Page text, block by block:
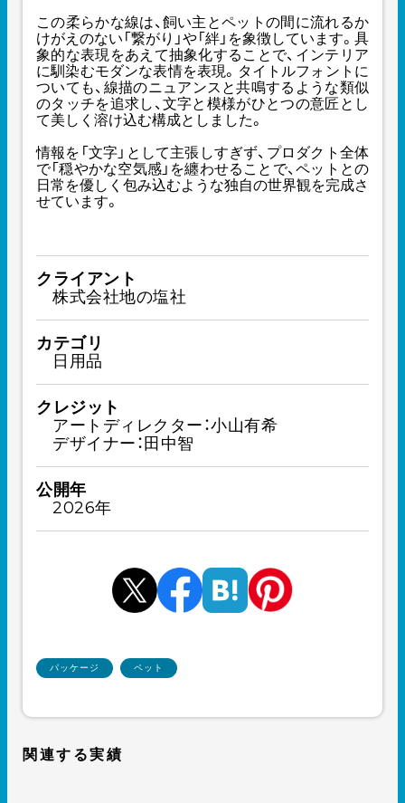
この柔らかな線は、飼い主とペットの間に流れるか
けがえのない「繋がり」や「絆」を象徴しています。具
象的な表現をあえて抽象化することで、インテリア
に馴染むモダンな表情を表現。タイトルフォントに
ついても、線描のニュアンスと共鳴するような類似
のタッチを追求し、文字と模様がひとつの意匠とし
て美しく溶け込む構成としました。
情報を「文字」として主張しすぎず、プロダクト全体
で「穏やかな空気感」を纏わせることで、ペットとの
日常を優しく包み込むような独自の世界観を完成さ
せています。
クライアント
株式会社地の塩社
カテゴリ
日用品
クレジット
アートディレクター：小山有希
デザイナー：田中智
公開年
2026年
パッケージ ペット
関連する実績